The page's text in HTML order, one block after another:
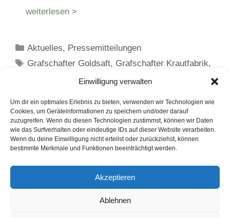
Einwilligung verwalten
Um dir ein optimales Erlebnis zu bieten, verwenden wir Technologien wie
Cookies, um Geräteinformationen zu speichern und/oder darauf
zuzugreifen. Wenn du diesen Technologien zustimmst, können wir Daten
wie das Surfverhalten oder eindeutige IDs auf dieser Website verarbeiten.
Wenn du deine Einwilligung nicht erteilst oder zurückziehst, können
bestimmte Merkmale und Funktionen beeinträchtigt werden.
Akzeptieren
Ablehnen
weiterlesen >
Kategorien
Aktuelles, Pressemitteilungen
Schlagwörter
Grafschafter Goldsaft, Grafschafter Krautfabrik,
Rezept mit Grafschafter Goldsaft
Seite
1 Seite
2 … Seite
4 Weiter→